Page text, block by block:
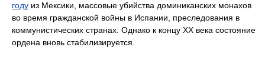
году из Мексики, массовые убийства доминиканских монахов
во время гражданской войны в Испании, преследования в
коммунистических странах. Однако к концу XX века состояние
ордена вновь стабилизируется.